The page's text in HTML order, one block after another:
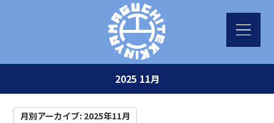
2025 11月
月別アーカイブ: 2025年11月